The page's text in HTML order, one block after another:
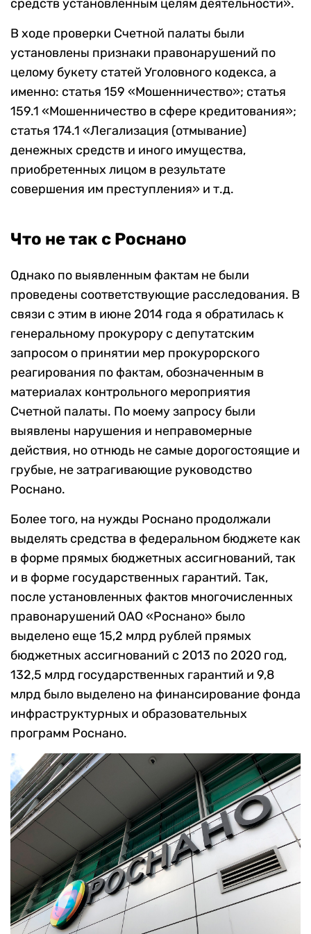
средств установленным целям деятельности».
В ходе проверки Счетной палаты были
установлены признаки правонарушений по
целому букету статей Уголовного кодекса, а
именно: статья 159 «Мошенничество»; статья
159.1 «Мошенничество в сфере кредитования»;
статья 174.1 «Легализация (отмывание)
денежных средств и иного имущества,
приобретенных лицом в результате
совершения им преступления» и т.д.
Что не так с Роснано
Однако по выявленным фактам не были
проведены соответствующие расследования. В
связи с этим в июне 2014 года я обратилась к
генеральному прокурору с депутатским
запросом о принятии мер прокурорского
реагирования по фактам, обозначенным в
материалах контрольного мероприятия
Счетной палаты. По моему запросу были
выявлены нарушения и неправомерные
действия, но отнюдь не самые дорогостоящие и
грубые, не затрагивающие руководство
Роснано.
Более того, на нужды Роснано продолжали
выделять средства в федеральном бюджете как
в форме прямых бюджетных ассигнований, так
и в форме государственных гарантий. Так,
после установленных фактов многочисленных
правонарушений ОАО «Роснано» было
выделено еще 15,2 млрд рублей прямых
бюджетных ассигнований с 2013 по 2020 год,
132,5 млрд государственных гарантий и 9,8
млрд было выделено на финансирование фонда
инфраструктурных и образовательных
программ Роснано.